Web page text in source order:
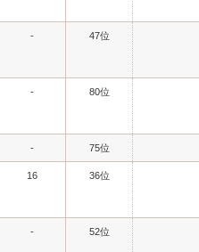
- 47位
- 80位
- 75位
16 36位
- 52位